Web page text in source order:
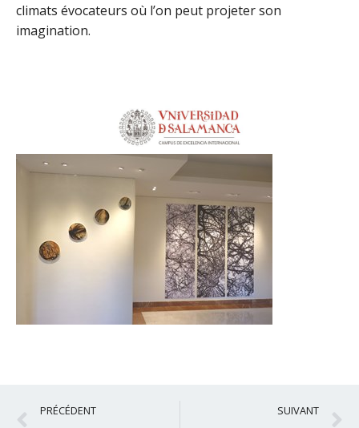
climats évocateurs où l’on peut projeter son
imagination.
Précédent
PRÉCÉDENT SUIVANT